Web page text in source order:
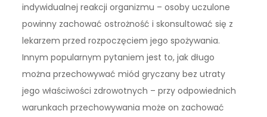
indywidualnej reakcji organizmu – osoby uczulone
powinny zachować ostrożność i skonsultować się z
lekarzem przed rozpoczęciem jego spożywania.
Innym popularnym pytaniem jest to, jak długo
można przechowywać miód gryczany bez utraty
jego właściwości zdrowotnych – przy odpowiednich
warunkach przechowywania może on zachować